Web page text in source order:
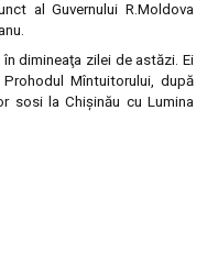
al Guvernului R.Moldova
dimineaţa zilei de astăzi. Ei
Mîntuitorului, după
sosi la Chişinău cu Lumina